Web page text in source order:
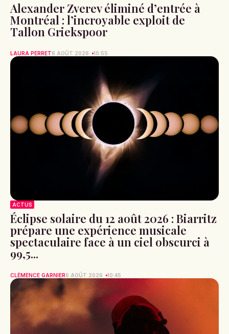
Alexander Zverev éliminé d’entrée à
Montréal : l’incroyable exploit de
Tallon Griekspoor
LAURA PERRET6 AOÛT 2026 10:55
ACTUS
Éclipse solaire du 12 août 2026 : Biarritz
prépare une expérience musicale
spectaculaire face à un ciel obscurci à
99,5...
CLÉMENCE GARNIER6 AOÛT 2026 10:45